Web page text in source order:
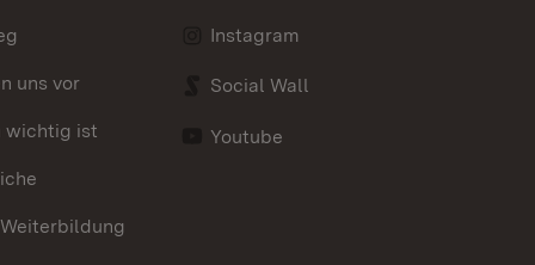
uns vor
wichtig ist
Instagram
Social Wall
Youtube